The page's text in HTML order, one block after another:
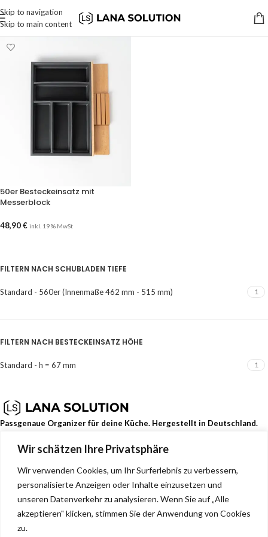
Wir schätzen Ihre Privatsphäre
Wir verwenden Cookies, um Ihr Surferlebnis zu verbessern,
personalisierte Anzeigen oder Inhalte einzusetzen und
unseren Datenverkehr zu analysieren. Wenn Sie auf „Alle
akzeptieren" klicken, stimmen Sie der Anwendung von Cookies
zu.
Skip to navigation
Skip to main content
FILTERN NACH SCHUBLADEN TIEFE
Standard - 560er (Innenmaße 462 mm - 515 mm) 1
FILTERN NACH BESTECKEINSATZ HÖHE
Standard - h = 67 mm 1
50er Besteckeinsatz mit
Messerblock
48,90€ inkl. 19 % MwSt
Passgenaue Organizer für deine Küche. Hergestellt in Deutschland.
Dehmerstr. 93b, Bad Oeynhausen, Deutschland, 32549
info@lana-solution.de
NEUESTE BEITRÄGE
SERVICE